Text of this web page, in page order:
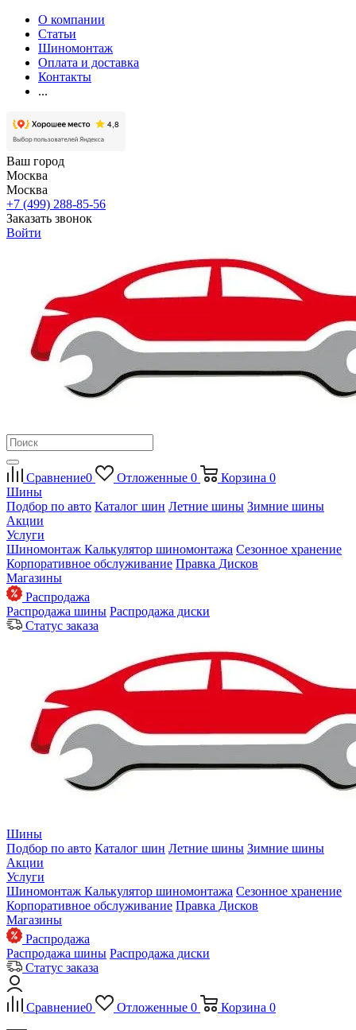
О компании
Статьи
Шиномонтаж
Оплата и доставка
Контакты
...
Ваш город
Москва
Москва
+7 (499) 288-85-56
Заказать звонок
Войти
Сравнение0 Отложенные 0 Корзина 0
Шины
Подбор по авто Каталог шин Летние шины Зимние шины
Акции
Услуги
Шиномонтаж Калькулятор шиномонтажа Сезонное хранение
Корпоративное обслуживание Правка Дисков
Магазины
Распродажа
Распродажа шины Распродажа диски
Статус заказа
Шины
Подбор по авто Каталог шин Летние шины Зимние шины
Акции
Услуги
Шиномонтаж Калькулятор шиномонтажа Сезонное хранение
Корпоративное обслуживание Правка Дисков
Магазины
Распродажа
Распродажа шины Распродажа диски
Статус заказа
Сравнение0 Отложенные 0 Корзина 0